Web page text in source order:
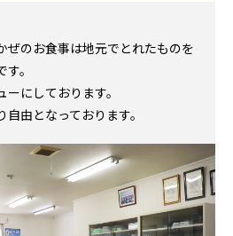
ぜのお食事は地元でとれたものを
。
にしております。
由となっております。